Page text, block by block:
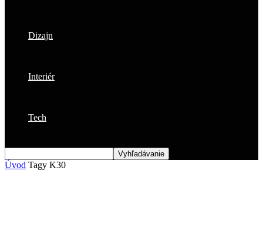
Dizajn
Interiér
Tech
Úvod Tagy K30